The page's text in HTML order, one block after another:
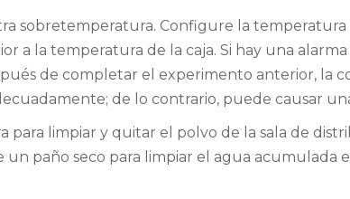
sobretemperatura. Configure la
a la temperatura de la caja. Si hay una
de completar el experimento anterior, la
de lo contrario, puede causar
para limpiar y quitar el polvo de la sala de
un paño seco para limpiar el agua acumulada